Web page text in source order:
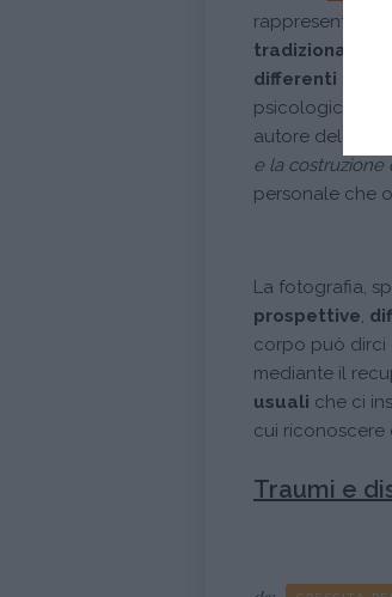
rappresentare
tradizionali
differenti
psicologici del
autore del
e la costruzione
personale che
La fotografia,
prospettive,
corpo può dirci
mediante il
usuali che ci
cui riconoscere
Traumi e